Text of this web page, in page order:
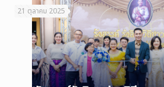
21 ตุลาคม 2025